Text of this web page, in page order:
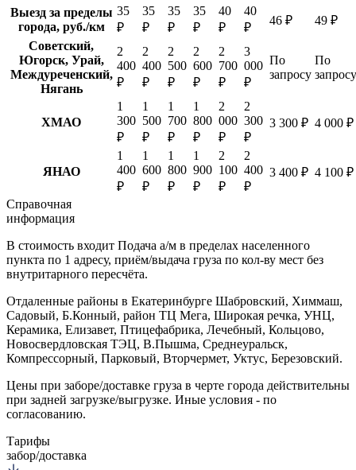
Выезд за пределы
города, руб./км
35
₽
35
₽
35
₽
35
₽
40
₽
40
₽
46 ₽
49 ₽
Советский,
Югорск, Урай,
Междуреченский,
Нягань
2
400
₽
2
400
₽
2
500
₽
2
600
₽
2
700
₽
3
000
₽
По
запросу
По
запросу
ХМАО
1
300
₽
1
500
₽
1
700
₽
1
800
₽
2
000
₽
2
300
₽
3 300 ₽ 4 000 ₽
ЯНАО
1
400
₽
1
600
₽
1
800
₽
1
900
₽
2
100
₽
2
400
₽
3 400 ₽ 4 100 ₽
Справочная
информация
В стоимость входит Подача а/м в пределах населенного
пункта по 1 адресу, приём/выдача груза по кол-ву мест без
внутритарного пересчёта.
Отдаленные районы в Екатеринбурге Шабровский, Химмаш,
Садовый, Б.Конный, район ТЦ Мега, Широкая речка, УНЦ,
Керамика, Елизавет, Птицефабрика, Лечебный, Кольцово,
Новосвердловская ТЭЦ, В.Пышма, Среднеуральск,
Компрессорный, Парковый, Вторчермет, Уктус, Березовский.
Цены при заборе/доставке груза в черте города действительны
при задней загрузке/выгрузке. Иные условия - по
согласованию.
Тарифы
забор/доставка